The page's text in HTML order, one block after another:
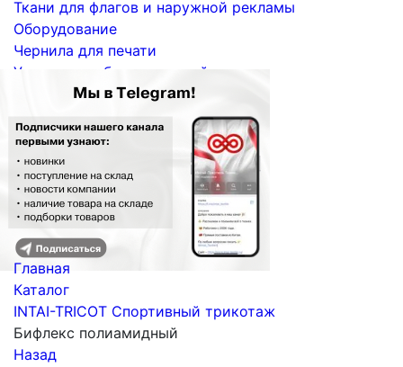
Ткани для флагов и наружной рекламы
Оборудование
Чернила для печати
Услуги по сублимационной печати
Главная
Каталог
INTAI-TRICOT Спортивный трикотаж
Бифлекс полиамидный
Назад